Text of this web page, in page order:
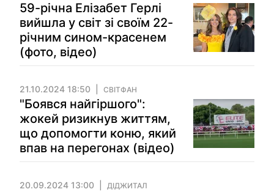
59-річна Елізабет Герлі
вийшла у світ зі своїм 22-
річним сином-красенем
(фото, відео)
21.10.2024 18:50 СВІТФАН
"Боявся найгіршого":
жокей ризикнув життям,
що допомогти коню, який
впав на перегонах (відео)
20.09.2024 13:00 ДІДЖИТАЛ